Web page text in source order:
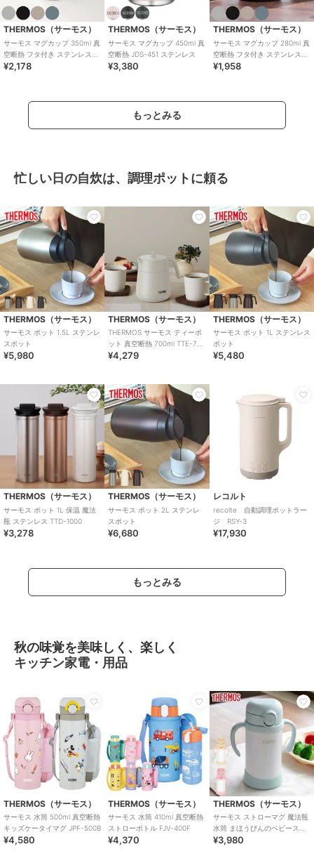
THERMOS（サーモス）
サーモス マグカップ 350ml 真
空断熱 フタ付き ステンレス
JDG-352
¥2,178
THERMOS（サーモス）
サーモス マグカップ 450ml 真
空断熱 JDS-451 ステンレス
¥3,380
THERMOS（サーモス）
サーモス マグカップ 280ml 真
空断熱 フタ付き ステンレス
JDG-282
¥1,958
もっとみる
忙しい日の自炊は、調理ポットに頼る
THERMOS（サーモス）
サーモス ポット 1.5L ステンレ
スポット
¥5,980
THERMOS（サーモス）
THERMOS サーモス ティーポ
ット 真空断熱 700ml TTE-700
ステンレス
¥4,279
THERMOS（サーモス）
サーモス ポット 1L ステンレス
ポット
¥5,480
THERMOS（サーモス）
サーモス ポット 1L 保温 魔法
瓶 ステンレス TTD-1000
¥3,278
THERMOS（サーモス）
サーモス ポット 2L ステンレ
スポット
¥6,680
レコルト
recolte 自動調理ポットラー
ジ RSY-3
¥17,930
もっとみる
秋の味覚を美味しく、楽しく
キッチン家電・用品
THERMOS（サーモス）
サーモス 水筒 500ml 真空断熱
キッズケータイマグ JPF-500B
¥4,580
THERMOS（サーモス）
サーモス 水筒 410ml 真空断熱
ストローボトル FJV-400F
¥4,370
THERMOS（サーモス）
サーモス ストローマグ 魔法瓶
水筒 まほうびんのベビースト
ローマグ 無地 FJT-350
¥3,980